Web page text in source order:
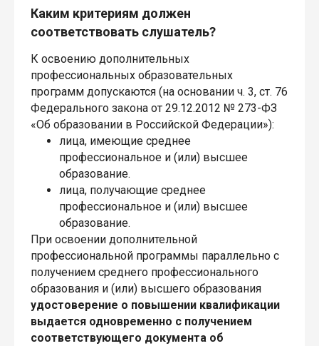
Каким критериям должен
соответствовать слушатель?
К освоению дополнительных
профессиональных образовательных
программ допускаются (на основании ч. 3, ст. 76
Федерального закона от 29.12.2012 № 273-ФЗ
«Об образовании в Российской Федерации»):
лица, имеющие среднее
профессиональное и (или) высшее
образование.
лица, получающие среднее
профессиональное и (или) высшее
образование.
При освоении дополнительной
профессиональной программы параллельно с
получением среднего профессионального
образования и (или) высшего образования
удостоверение о повышении квалификации
выдается одновременно с получением
соответствующего документа об